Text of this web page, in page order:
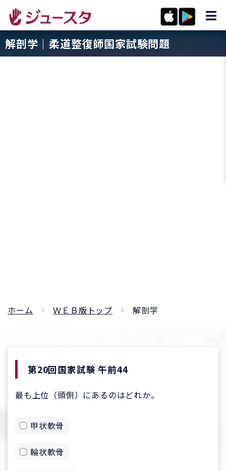
解剖学｜柔道整復師国家試験問題
ホーム ＷＥＢ版トップ 解剖学
第20回国家試験 午前44
最も上位（頭側）にあるのはどれか。
甲状軟骨
輪状軟骨